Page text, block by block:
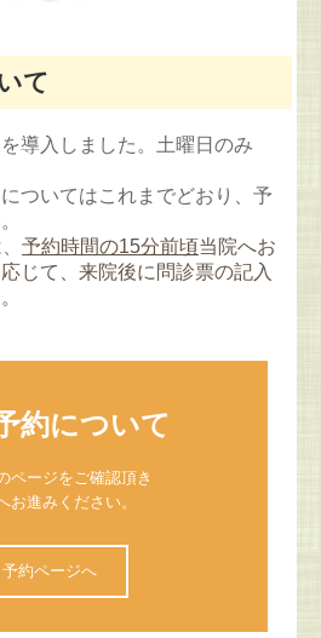
て
導入しました。 土曜日のみ
ついてはこれまでどおり、予
予約時間の15分前頃当院へお
じて、来院後に問診票の記入
約について
ページをご確認頂き
お進みください。
予約ページへ